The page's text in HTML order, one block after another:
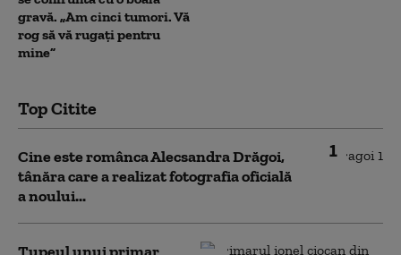
gravă. „Am cinci tumori. Vă
rog să vă rugați pentru
mine”
Top Citite
1
Cine este românca Alecsandra Drăgoi,
tânăra care a realizat fotografia oficială
a noului...
Tupeul unui primar